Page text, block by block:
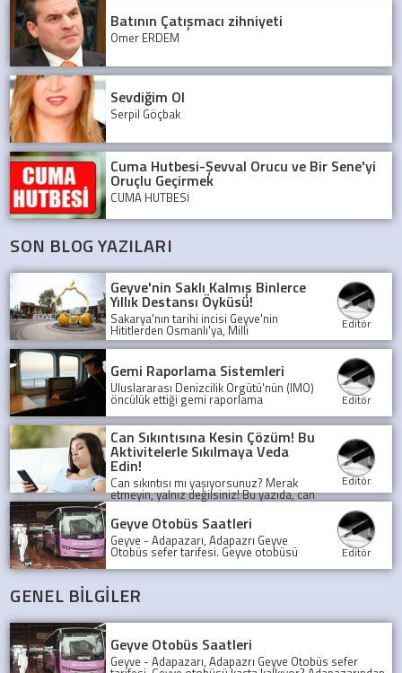
Batının Çatışmacı zihniyeti
Ömer ERDEM
Sevdiğim Ol
Serpil Göçbak
Cuma Hutbesi-Şevval Orucu ve Bir Sene'yi
Oruçlu Geçirmek
CUMA HUTBESİ
SON BLOG YAZILARI
Geyve'nin Saklı Kalmış Binlerce
Yıllık Destansı Öyküsü!
Sakarya'nın tarihi incisi Geyve'nin
Hititlerden Osmanlı'ya, Milli
Mücadele'den günümüze uzanan
şaşırtıcı öyküsünü keşfedin. Bu binlerce
yıllık medeniyet mozaiği sizi bekliyor!
Editör
Gemi Raporlama Sistemleri
Uluslararası Denizcilik Örgütü'nün (IMO)
öncülük ettiği gemi raporlama
sistemleri, denizlerde güvenliği ve
şeffaflığı artırarak, olası kazaları önlüyor
ve deniz trafiğini düzenliyor.
Editör
Can Sıkıntısına Kesin Çözüm! Bu
Aktivitelerle Sıkılmaya Veda
Edin!
Can sıkıntısı mı yaşıyorsunuz? Merak
etmeyin, yalnız değilsiniz! Bu yazıda, can
sıkıntısını yenmek için birbirinden
eğlenceli ve yaratıcı aktiviteleri
keşfedeceksiniz.
Editör
Geyve Otobüs Saatleri
Geyve - Adapazarı, Adapazrı Geyve
Otobüs sefer tarifesi. Geyve otobüsü
kaçta kalkıyor? Adapazarından son
Geyve Otobüsü, Sefer tarifesi, geyve
koop otobüs
Editör
GENEL BİLGİLER
Geyve Otobüs Saatleri
Geyve - Adapazarı, Adapazrı Geyve Otobüs sefer